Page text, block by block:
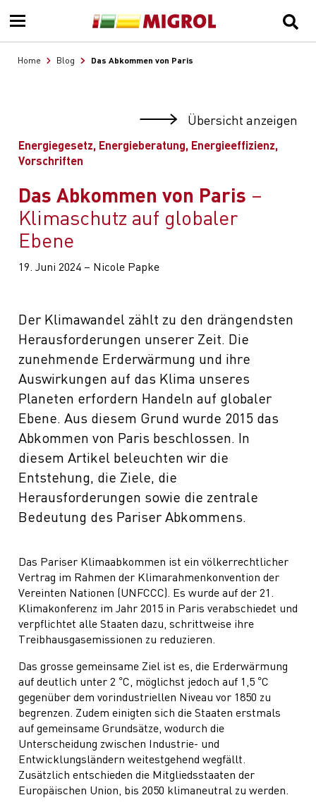
Home Blog Das Abkommen von Paris
Übersicht anzeigen
Energiegesetz, Energieberatung, Energieeffizienz,
Vorschriften
Das Abkommen von Paris
Klimaschutz auf globaler
Ebene
19. Juni 2024 – Nicole Papke
Der Klimawandel zählt zu den drängendsten
Herausforderungen unserer Zeit. Die
zunehmende Erderwärmung und ihre
Auswirkungen auf das Klima unseres
Planeten erfordern Handeln auf globaler
Ebene. Aus diesem Grund wurde 2015 das
Abkommen von Paris beschlossen. In
diesem Artikel beleuchten wir die
Entstehung, die Ziele, die
Herausforderungen sowie die zentrale
Bedeutung des Pariser Abkommens.
Das Pariser Klimaabkommen ist ein völkerrechtlicher
Vertrag im Rahmen der Klimarahmenkonvention der
Vereinten Nationen (UNFCCC). Es wurde auf der 21.
Klimakonferenz im Jahr 2015 in Paris verabschiedet und
verpflichtet alle Staaten dazu, schrittweise ihre
Treibhausgasemissionen zu reduzieren.
Das grosse gemeinsame Ziel ist es, die Erderwärmung
auf deutlich unter 2 °C, möglichst jedoch auf 1,5 °C
gegenüber dem vorindustriellen Niveau vor 1850 zu
begrenzen. Zudem einigten sich die Staaten erstmals
auf gemeinsame Grundsätze, wodurch die
Unterscheidung zwischen Industrie- und
Entwicklungsländern weitestgehend wegfällt.
Zusätzlich entschieden die Mitgliedsstaaten der
Europäischen Union, bis 2050 klimaneutral zu werden.